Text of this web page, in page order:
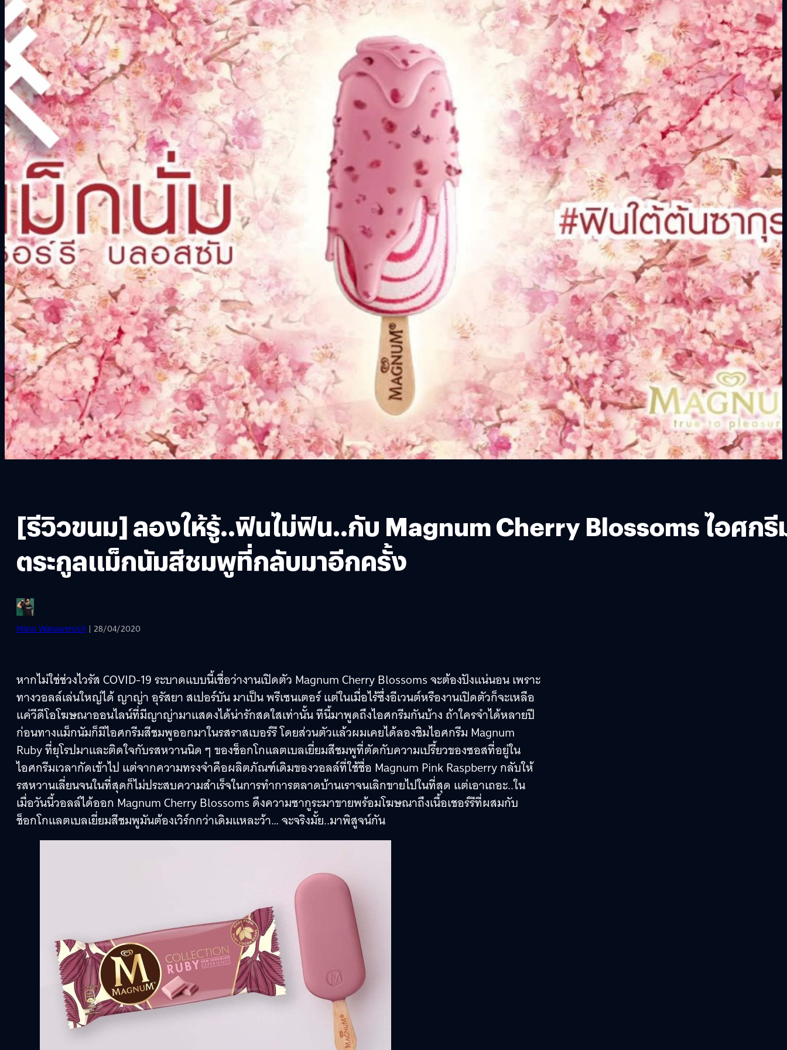
[รีวิวขนม] ลองให้รู้..ฟินไม่ฟิน..กับ Magnum Cherry Blossoms ไอศกรี
ตระกูลแม็กนัมสีชมพูที่กลับมาอีกครั้ง
Mano Wanawerusit | 28/04/2020
หากไม่ใช่ช่วงไวรัส COVID-19 ระบาดแบบนี้เชื่อว่างานเปิดตัว Magnum Cherry Blossoms จะต้องปังแน่นอน เพราะ
ทางวอลล์เล่นใหญ่ได้ ญาญ่า อุรัสยา สเปอร์บัน มาเป็น พรีเซนเตอร์ แต่ในเมื่อไร้ซึ่งอีเวนต์หรืองานเปิดตัวก็จะเหลือ
แค่วีดีโอโฆษณาออนไลน์ที่มีญาญ่ามาแสดงได้น่ารักสดใสเท่านั้น ทีนี้มาพูดถึงไอศกรีมกันบ้าง ถ้าใครจำได้หลายปี
ก่อนทางแม็กนัมก็มีไอศกรีมสีชมพูออกมาในรสราสเบอร์รี โดยส่วนตัวแล้วผมเคยได้ลองชิมไอศกรีม Magnum
Ruby ที่ยุโรปมาและติดใจกับรสหวานนิด ๆ ของช็อกโกแลตเบลเยี่ยมสีชมพูที่ตัดกับความเปรี้ยวของซอสที่อยู่ใน
ไอศกรีมเวลากัดเข้าไป แต่จากความทรงจำคือผลิตภัณฑ์เดิมของวอลล์ที่ใช้ชื่อ Magnum Pink Raspberry กลับให้
รสหวานเลี่ยนจนในที่สุดก็ไม่ประสบความสำเร็จในการทำการตลาดบ้านเราจนเลิกขายไปในที่สุด แต่เอาเถอะ..ใน
เมื่อวันนี้วอลล์ได้ออก Magnum Cherry Blossoms ดึงความซากูระมาขายพร้อมโฆษณาถึงเนื้อเชอร์รีที่ผสมกับ
ช็อกโกแลตเบลเยี่ยมสีชมพูมันต้องเวิร์กกว่าเดิมแหละว้า… จะจริงมั้ย..มาพิสูจน์กัน